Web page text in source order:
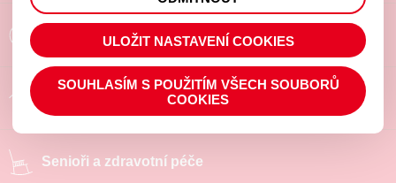
Poradíme a pomůžeme
Chráněné pracoviště
Senioři a zdravotní péče
prohlížené zboží apod.
ULOŽIT NASTAVENÍ COOKIES
SOUHLASÍM S POUŽITÍM VŠECH SOUBORŮ
COOKIES